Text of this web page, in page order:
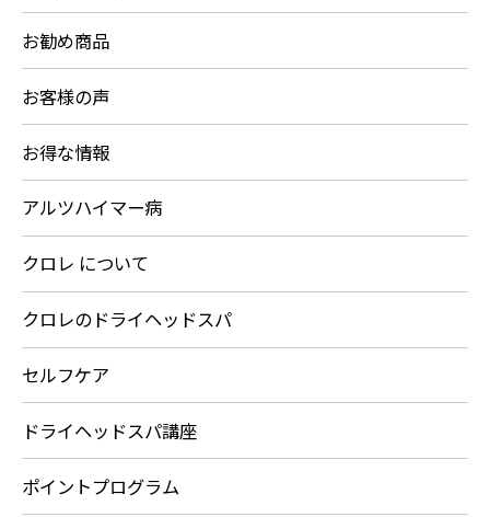
お勧め商品
お客様の声
お得な情報
アルツハイマー病
クロレ について
クロレのドライヘッドスパ
セルフケア
ドライヘッドスパ講座
ポイントプログラム